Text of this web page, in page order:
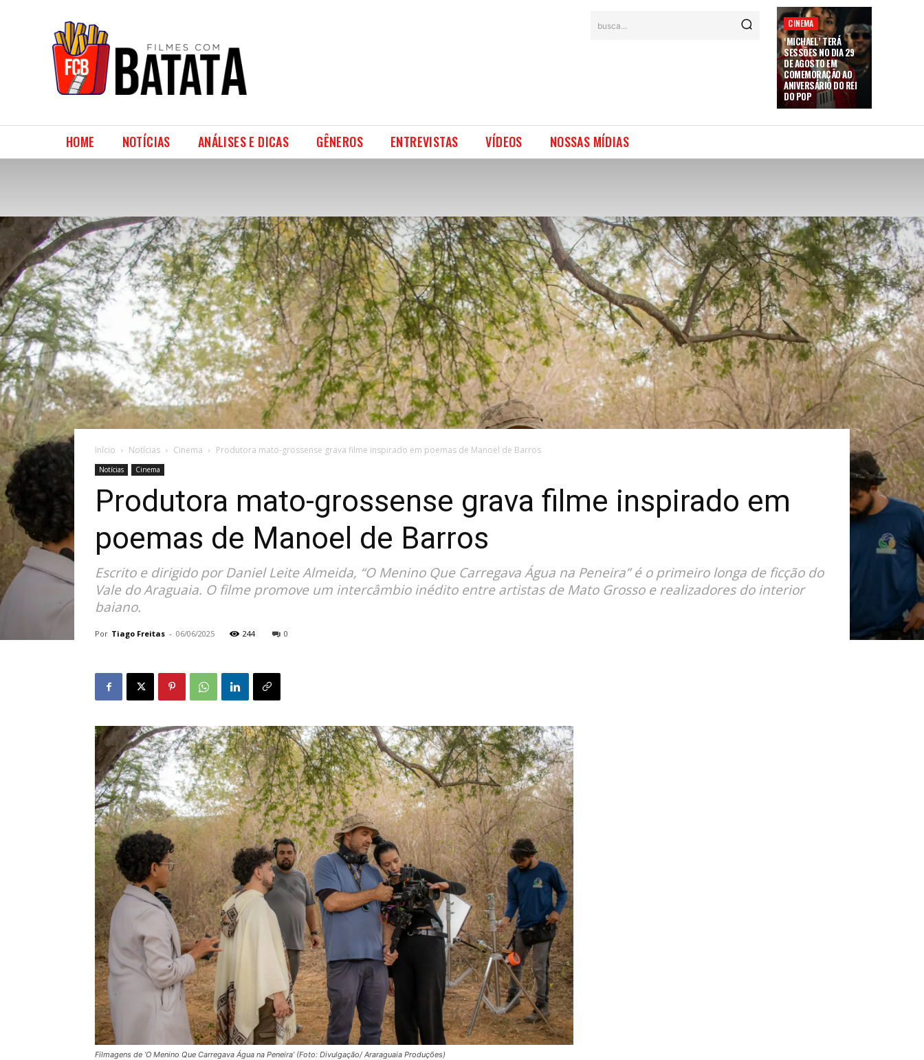
busca... CINEMA
‘MICHAEL’ TERÁ
SESSÕES NO DIA 29
DE AGOSTO EM
COMEMORAÇÃO AO
ANIVERSÁRIO DO REI
DO POP
HOME NOTÍCIAS ANÁLISES E DICAS GÊNEROS ENTREVISTAS VÍDEOS NOSSAS MÍDIAS
Início Notícias Cinema Produtora mato-grossense grava filme inspirado em poemas de Manoel de Barros
Notícias Cinema
Produtora mato-grossense grava filme inspirado em
poemas de Manoel de Barros
Escrito e dirigido por Daniel Leite Almeida, “O Menino Que Carregava Água na Peneira” é o primeiro longa de ficção do
Vale do Araguaia. O filme promove um intercâmbio inédito entre artistas de Mato Grosso e realizadores do interior
baiano.
Por Tiago Freitas - 06/06/2025 244 0
Filmagens de ‘O Menino Que Carregava Água na Peneira’ (Foto: Divulgação/ Araraguaia Produções)